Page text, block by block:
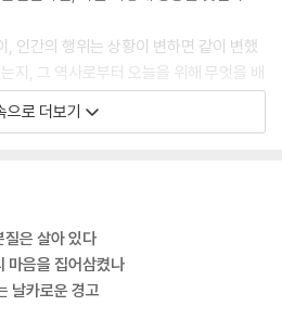
, 인간의 행위는 상황이 변하면 같이 변했
지, 그 역사로부터 오늘을 위해 무엇을 배
풀어야 할 어려운 숙제다.
한 것도 당연하다. 그 음모론들에 유대
배반이라는 망상이 포함되는 경우가 많
이유는 더 평범했다. 독일군이 1918년 봄
만, 이는 막대한 희생을 치르고 이뤄낸 것
으로 더보기
질은 살아 있다
마음을 집어삼켰나
날카로운 경고